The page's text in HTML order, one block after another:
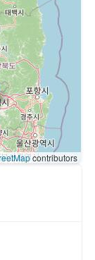
contributors